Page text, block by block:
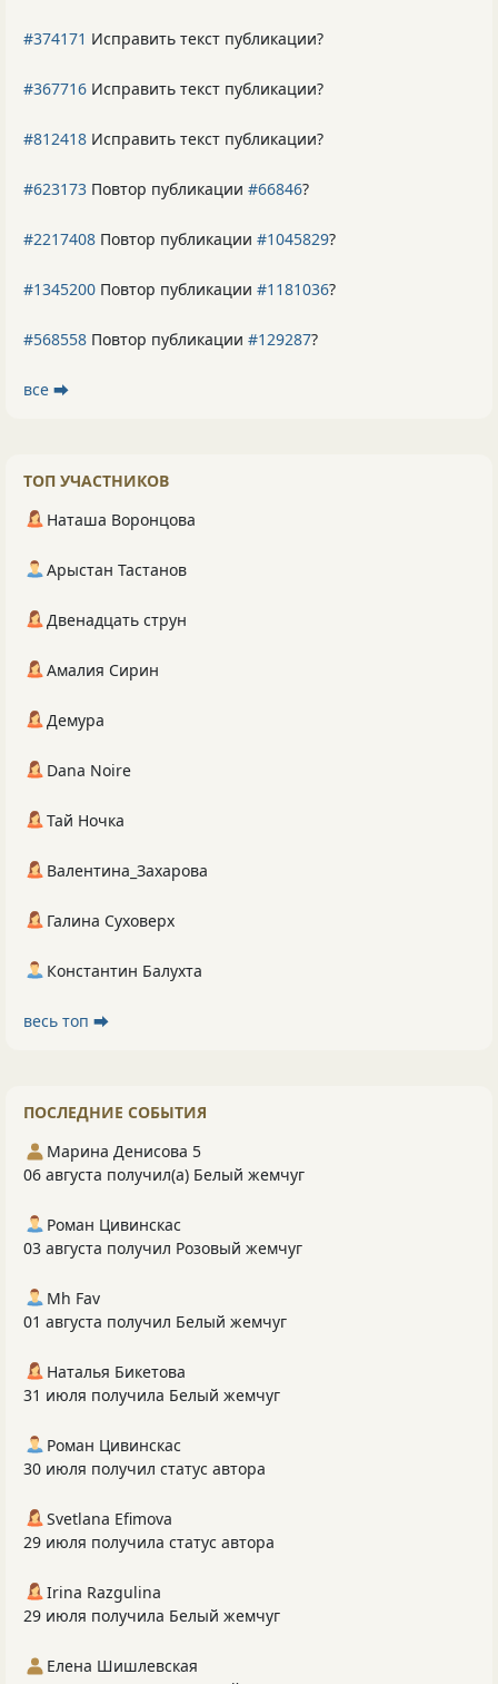
#374171 Исправить текст публикации?
#367716 Исправить текст публикации?
#812418 Исправить текст публикации?
#623173 Повтор публикации #66846?
#2217408 Повтор публикации #1045829?
#1345200 Повтор публикации #1181036?
#568558 Повтор публикации #129287?
все ⮕
ТОП УЧАСТНИКОВ
Наташа Воронцова
Арыстан Тастанов
Двенадцать струн
Амалия Сирин
Демура
Dana Noire
Тай Ночка
Валентина_Захарова
Галина Суховерх
Константин Балухта
весь топ ⮕
ПОСЛЕДНИЕ СОБЫТИЯ
Марина Денисова 5
06 августа получил(а) Белый жемчуг
Роман Цивинскас
03 августа получил Розовый жемчуг
Mh Fav
01 августа получил Белый жемчуг
Наталья Бикетова
31 июля получила Белый жемчуг
Роман Цивинскас
30 июля получил статус автора
Svetlana Efimova
29 июля получила статус автора
Irina Razgulina
29 июля получила Белый жемчуг
Елена Шишлевская